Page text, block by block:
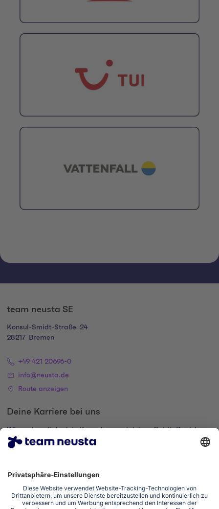
team neusta SE
Konsul-Smidt-Straße
24
28217
Bremen
+49 421 20696-0
info@neusta.de
Route anzeigen
Deine Karriere bei uns
Wir suchen dich, dein Know-how und deinen Spirit. Bewirb
dich und komm zur digital family.
Zum Karriere-Portal